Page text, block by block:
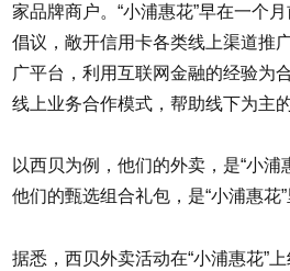
家品牌商户。“小浦惠花”早在一个
倡议，敞开信用卡各类线上渠道推
广平台，利用互联网金融的经验为
线上业务合作模式，帮助线下为主
以西贝为例，他们的外卖，是“小浦
他们的甄选组合礼包，是“小浦惠花”
据悉，西贝外卖活动在“小浦惠花”